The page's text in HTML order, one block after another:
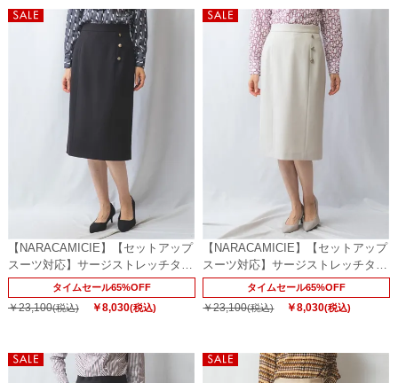
【NARACAMICIE】【セットアップ
スーツ対応】サージストレッチタイ
トスカートタイムセール65%OFF
￥23,100(税込) ￥8,030(税込)
【NARACAMICIE】【セットアップ
スーツ対応】サージストレッチタイ
トスカートタイムセール65%OFF
￥23,100(税込) ￥8,030(税込)